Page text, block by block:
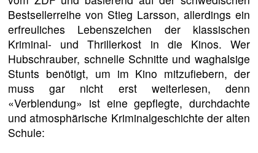
Bestsellerreihe von Stieg Larsson, allerdings ein
erfreuliches Lebenszeichen der klassischen
Kriminal- und Thrillerkost in die Kinos. Wer
Hubschrauber, schnelle Schnitte und waghalsige
Stunts benötigt, um im Kino mitzufiebern, der
muss gar nicht erst weiterlesen, denn
«Verblendung» ist eine gepflegte, durchdachte
und atmosphärische Kriminalgeschichte der alten
Schule: